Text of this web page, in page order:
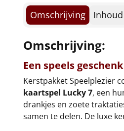
Omschrijving Inhoud
Omschrijving:
Een speels
Kerstpakket Speelplezier
kaartspel Lucky 7, een
drankjes en zoete
samen te delen. De luxe